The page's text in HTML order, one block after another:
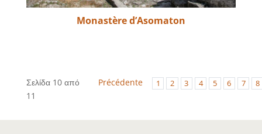
Monastère d’Asomaton
Σελίδα 10 από
11
Précédente 1 2 3 4 5 6 7 8